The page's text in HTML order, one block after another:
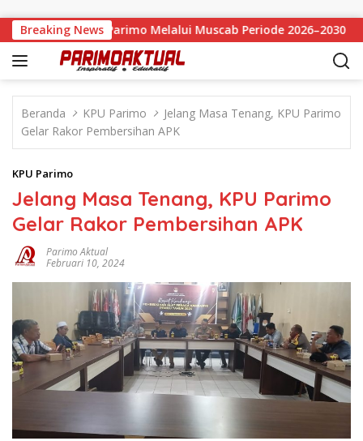
Breaking News
APRI Parimo Melalui Muscab Periode 2026–2030
Beranda KPU Parimo
Jelang Masa Tenang, KPU Parimo
Gelar Rakor Pembersihan APK
KPU Parimo
Jelang Masa Tenang, KPU Parimo
Gelar Rakor Pembersihan APK
Parimo Aktual
Februari 10, 2024